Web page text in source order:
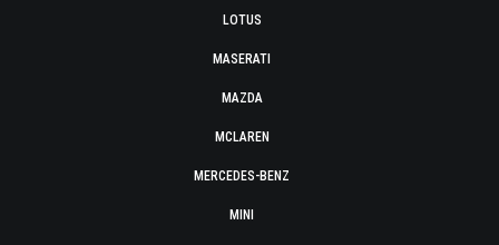
LOTUS
MASERATI
MAZDA
MCLAREN
MERCEDES-BENZ
MINI